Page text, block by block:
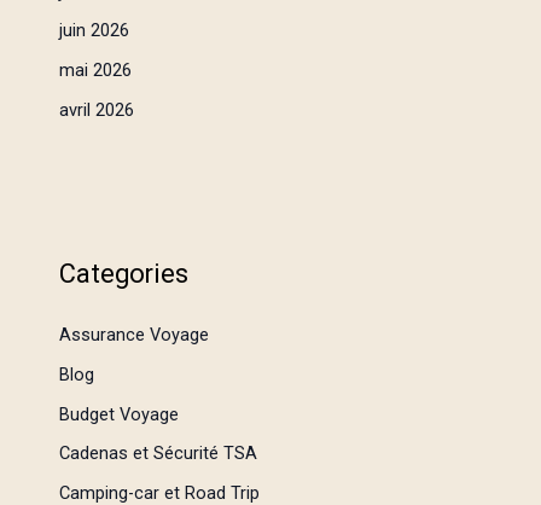
juin 2026
mai 2026
avril 2026
Categories
Assurance Voyage
Blog
Budget Voyage
Cadenas et Sécurité TSA
Camping-car et Road Trip